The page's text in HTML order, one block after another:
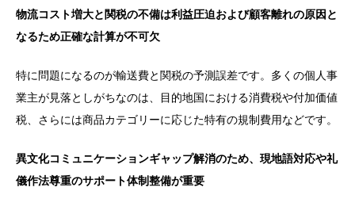
物流コスト増大と関税の不備は利益圧迫および顧客離れの原因と
なるため正確な計算が不可欠
特に問題になるのが輸送費と関税の予測誤差です。多くの個人事
業主が見落としがちなのは、目的地国における消費税や付加価値
税、さらには商品カテゴリーに応じた特有の規制費用などです。
異文化コミュニケーションギャップ解消のため、現地語対応や礼
儀作法尊重のサポート体制整備が重要